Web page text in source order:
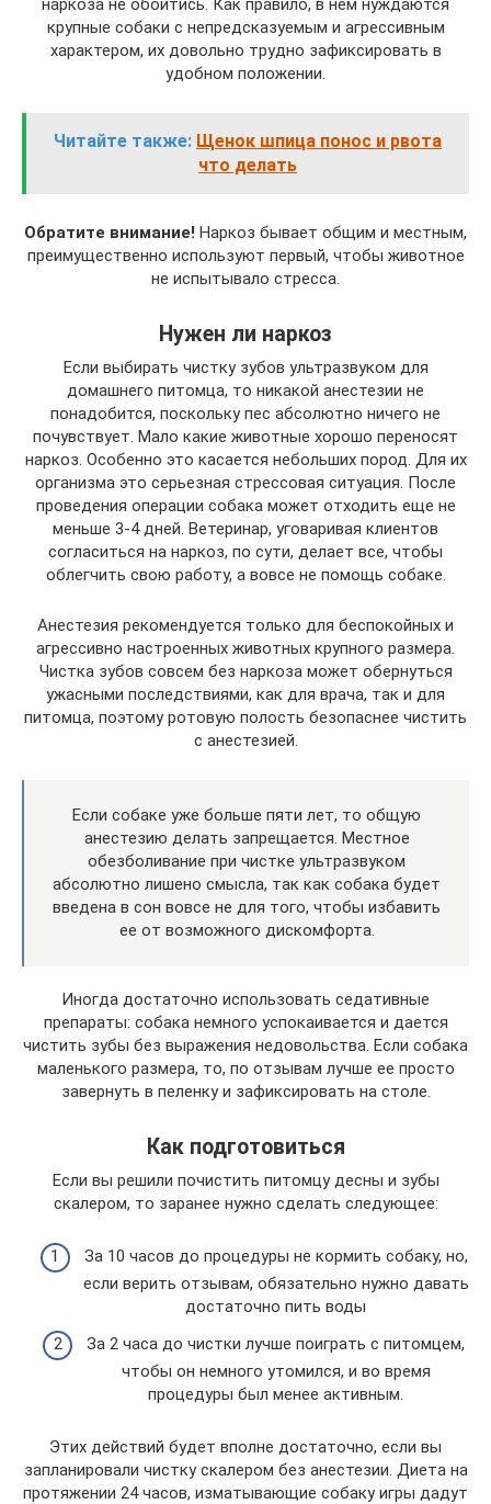
крупные собаки с непредсказуемым и агрессивным
характером, их довольно трудно зафиксировать в
удобном положении.
Читайте также: Щенок шпица понос и рвота
что делать
Обратите внимание! Наркоз бывает общим и местным,
преимущественно используют первый, чтобы животное
не испытывало стресса.
Нужен ли наркоз
Если выбирать чистку зубов ультразвуком для
домашнего питомца, то никакой анестезии не
понадобится, поскольку пес абсолютно ничего не
почувствует. Мало какие животные хорошо переносят
наркоз. Особенно это касается небольших пород. Для их
организма это серьезная стрессовая ситуация. После
проведения операции собака может отходить еще не
меньше 3-4 дней. Ветеринар, уговаривая клиентов
согласиться на наркоз, по сути, делает все, чтобы
облегчить свою работу, а вовсе не помощь собаке.
Анестезия рекомендуется только для беспокойных и
агрессивно настроенных животных крупного размера.
Чистка зубов совсем без наркоза может обернуться
ужасными последствиями, как для врача, так и для
питомца, поэтому ротовую полость безопаснее чистить
с анестезией.
Если собаке уже больше пяти лет, то общую
анестезию делать запрещается. Местное
обезболивание при чистке ультразвуком
абсолютно лишено смысла, так как собака будет
введена в сон вовсе не для того, чтобы избавить
ее от возможного дискомфорта.
Иногда достаточно использовать седативные
препараты: собака немного успокаивается и дается
чистить зубы без выражения недовольства. Если собака
маленького размера, то, по отзывам лучше ее просто
завернуть в пеленку и зафиксировать на столе.
Как подготовиться
Если вы решили почистить питомцу десны и зубы
скалером, то заранее нужно сделать следующее:
За 10 часов до процедуры не кормить собаку, но,
если верить отзывам, обязательно нужно давать
достаточно пить воды
За 2 часа до чистки лучше поиграть с питомцем,
чтобы он немного утомился, и во время
процедуры был менее активным.
Этих действий будет вполне достаточно, если вы
запланировали чистку скалером без анестезии. Диета на
протяжении 24 часов, изматывающие собаку игры дадут